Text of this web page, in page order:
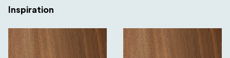
Inspiration